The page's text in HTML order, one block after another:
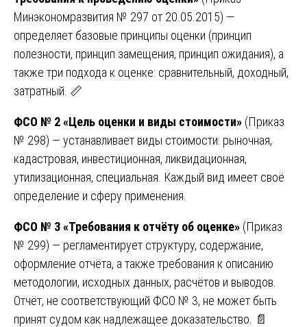
Минэкономразвития № 297 от 20.05.2015) —
определяет базовые принципы оценки (принцип
полезности, принцип замещения, принцип ожидания), а
также три подхода к оценке: сравнительный, доходный,
затратный. 📏
ФСО № 2 «Цель оценки и виды стоимости» (Приказ
№ 298) — устанавливает виды стоимости: рыночная,
кадастровая, инвестиционная, ликвидационная,
утилизационная, специальная. Каждый вид имеет своё
определение и сферу применения.
ФСО № 3 «Требования к отчёту об оценке» (Приказ
№ 299) — регламентирует структуру, содержание,
оформление отчёта, а также требования к описанию
методологии, исходных данных, расчётов и выводов.
Отчёт, не соответствующий ФСО № 3, не может быть
принят судом как надлежащее доказательство. 📄